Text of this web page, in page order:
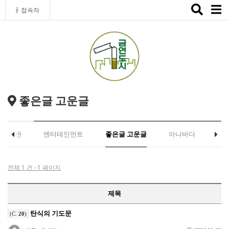
접속자
Toggle
좋은글 고운글
게시판 엔터테인먼트 좋은글 고운글 아나바다
전체 1 건 - 1 페이지
제목
(C. 20) 탄식의 기도문